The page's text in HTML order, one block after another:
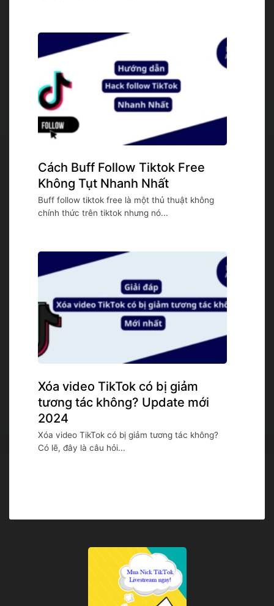
Cách Buff Follow Tiktok Free
Không Tụt Nhanh Nhất
Buff follow tiktok free là một thủ thuật không
chính thức trên tiktok nhưng nó...
Xóa video TikTok có bị giảm
tương tác không? Update mới
2024
Xóa video TikTok có bị giảm tương tác không?
Có lẽ, đây là câu hỏi...